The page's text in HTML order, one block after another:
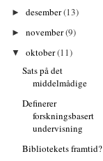
► desember(13)
► november(9)
▼ oktober(11)
Sats på det
middelmådige
Definerer
forskningsbasert
undervisning
Bibliotekets framtid?